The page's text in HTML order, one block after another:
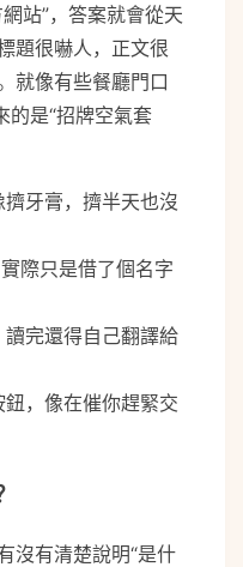
站”，答案就會從天
題很嚇人，正文很
就像有些餐廳門口
的是“招牌空氣套
牙膏，擠半天也沒
際只是借了個名字
完還得自己翻譯給
，像在催你趕緊交
沒有清楚說明“是什